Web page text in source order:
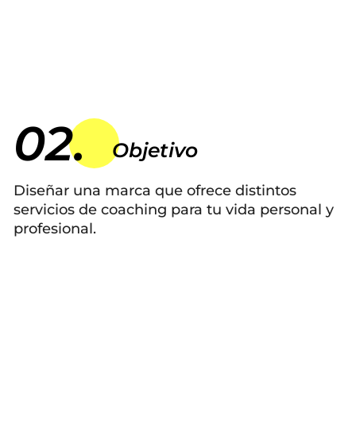
02. Objetivo
Diseñar una marca que ofrece distintos
servicios de coaching para tu vida personal y
profesional.